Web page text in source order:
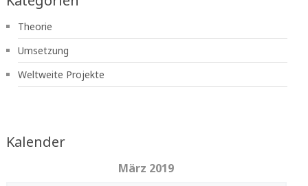
Theorie
Umsetzung
Weltweite Projekte
Kalender
März 2019